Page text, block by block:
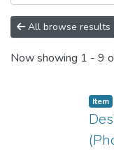
All browse results
Now showing 1 - 9
Item